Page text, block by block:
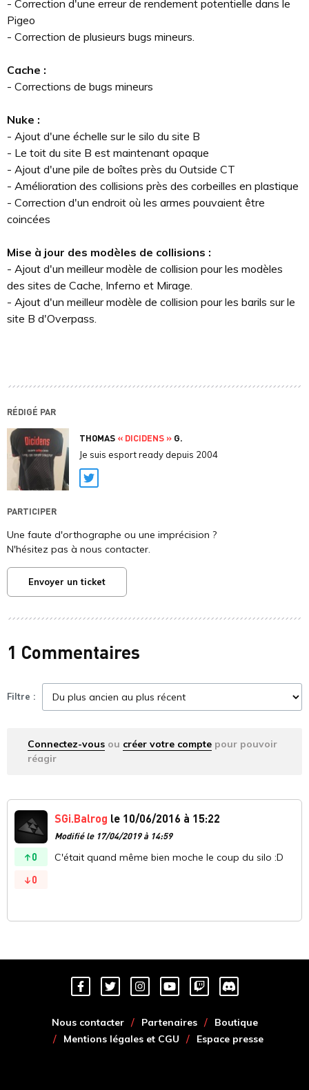
- Correction d'une erreur de rendement potentielle dans le
Pigeo
- Correction de plusieurs bugs mineurs.
Cache :
- Corrections de bugs mineurs
Nuke :
- Ajout d'une échelle sur le silo du site B
- Le toit du site B est maintenant opaque
- Ajout d'une pile de boîtes près du Outside CT
- Amélioration des collisions près des corbeilles en plastique
- Correction d'un endroit où les armes pouvaient être
coincées
Mise à jour des modèles de collisions :
- Ajout d'un meilleur modèle de collision pour les modèles
des sites de Cache, Inferno et Mirage.
- Ajout d'un meilleur modèle de collision pour les barils sur le
site B d'Overpass.
RÉDIGÉ PAR
THOMAS « DICIDENS » G.
Je suis esport ready depuis 2004
Twitter
PARTICIPER
Une faute d'orthographe ou une imprécision ?
N'hésitez pas à nous contacter.
Envoyer un ticket
1 Commentaires
Filtre :
Connectez-vous ou créer votre compte pour pouvoir
réagir
0
0
SGi.Balrog le 10/06/2016 à 15:22
Modifié le 17/04/2019 à 14:59
C'était quand même bien moche le coup du silo :D
Nous contacter Partenaires
Boutique
Mentions légales et CGU
Espace presse